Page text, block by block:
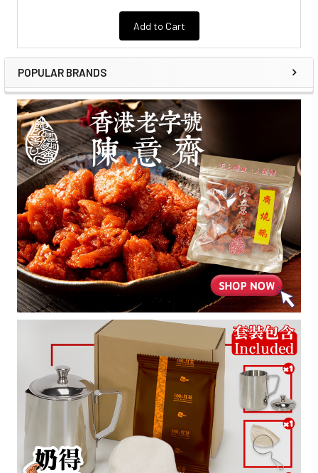
Add to Cart
POPULAR BRANDS